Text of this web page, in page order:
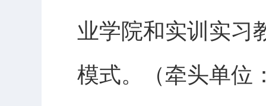
业学院和实训实习
模式。（牵头单位